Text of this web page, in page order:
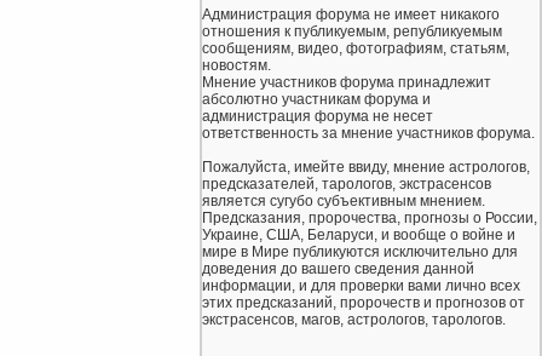
Администрация форума не имеет никакого
отношения к публикуемым, републикуемым
сообщениям, видео, фотографиям, статьям,
новостям.
Мнение участников форума принадлежит
абсолютно участникам форума и
администрация форума не несет
ответственность за мнение участников форума.
Пожалуйста, имейте ввиду, мнение астрологов,
предсказателей, тарологов, экстрасенсов
является сугубо субъективным мнением.
Предсказания, пророчества, прогнозы о России,
Украине, США, Беларуси, и вообще о войне и
мире в Мире публикуются исключительно для
доведения до вашего сведения данной
информации, и для проверки вами лично всех
этих предсказаний, пророчеств и прогнозов от
экстрасенсов, магов, астрологов, тарологов.